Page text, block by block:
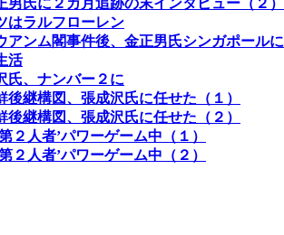
氏に２カ月追跡の末インタビュー（２）
はラルフローレン
アンム閣事件後、金正男氏シンガポールに
活
氏、ナンバー２に
継構図、張成沢氏に任せた（１）
継構図、張成沢氏に任せた（２）
人者’パワーゲーム中（１）
人者’パワーゲーム中（２）